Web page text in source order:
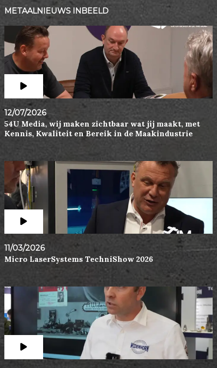
METAALNIEUWS INBEELD
12/07/2026
54U Media, wij maken zichtbaar wat jij maakt, met
Kennis, Kwaliteit en Bereik in de Maakindustrie
11/03/2026
Micro LaserSystems TechniShow 2026